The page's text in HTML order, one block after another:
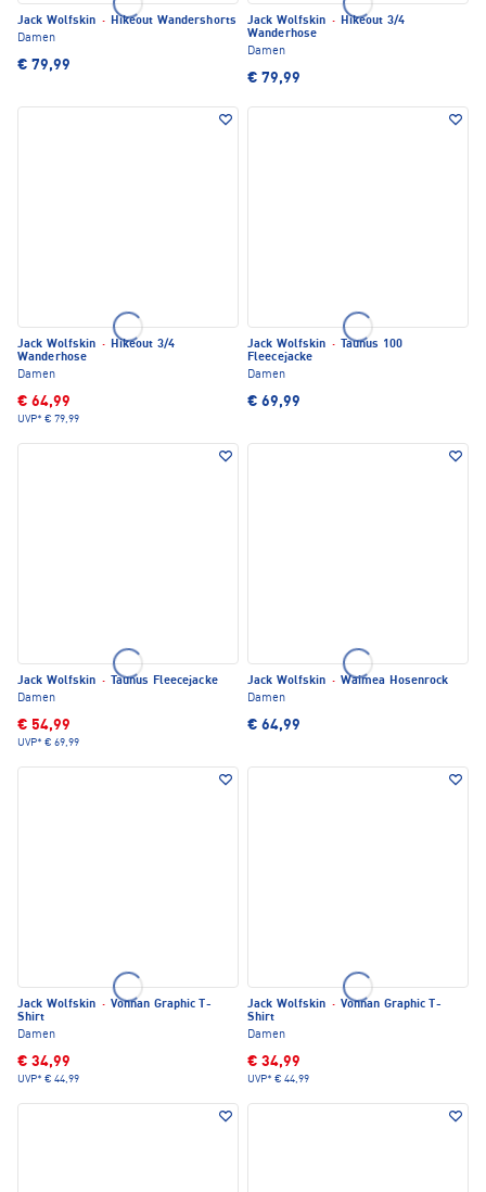
Jack Wolfskin · Hikeout Wandershorts
Damen
€ 79,99
Jack Wolfskin · Hikeout 3/4
Wanderhose
Damen
€ 79,99
Jack Wolfskin · Hikeout 3/4
Wanderhose
Damen
€ 64,99
UVP* € 79,99
Jack Wolfskin ·
Taunus 100
Fleecejacke
Damen
€ 69,99
Jack Wolfskin ·
Taunus Fleecejacke
Damen
€ 54,99
UVP* € 69,99
Jack Wolfskin · Waimea Hosenrock
Damen
€ 64,99
Jack Wolfskin · Vonnan Graphic T-
Shirt
Damen
€ 34,99
UVP* € 44,99
Jack Wolfskin · Vonnan Graphic T-
Shirt
Damen
€ 34,99
UVP* € 44,99